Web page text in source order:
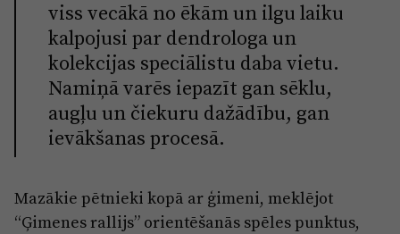
viss vecākā no ēkām un ilgu laiku
kalpojusi par dendrologa un
kolekcijas speciālistu daba vietu.
Namiņā varēs iepazīt gan sēklu,
augļu un čiekuru dažādību, gan
ievākšanas procesā.
Mazākie pētnieki kopā ar ģimeni, meklējot
“Ģimenes rallijs” orientēšanās spēles punktus,